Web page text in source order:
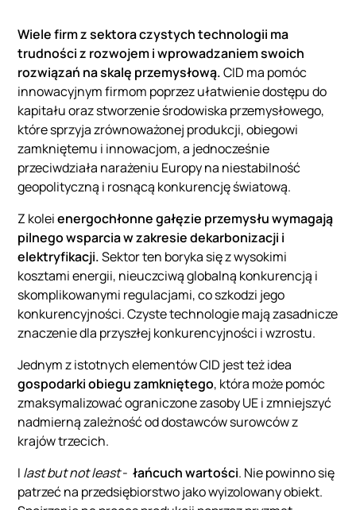
Wiele firm z sektora czystych technologii ma
trudności z rozwojem i wprowadzaniem swoich
rozwiązań na skalę przemysłową.CID ma pomóc
innowacyjnym firmom poprzez ułatwienie dostępu do
kapitału oraz stworzenie środowiska przemysłowego,
które sprzyja zrównoważonej produkcji, obiegowi
zamkniętemu i innowacjom, a jednocześnie
przeciwdziała narażeniu Europy na niestabilność
geopolityczną i rosnącą konkurencję światową.
Z koleienergochłonne gałęzie przemysłu wymagają
pilnego wsparcia w zakresie dekarbonizacji i
elektryfikacji.Sektor ten boryka się z wysokimi
kosztami energii, nieuczciwą globalną konkurencją i
skomplikowanymi regulacjami, co szkodzi jego
konkurencyjności. Czyste technologie mają zasadnicze
znaczenie dla przyszłej konkurencyjności i wzrostu.
Jednym z istotnych elementów CID jest też idea
gospodarki obiegu zamkniętego, która może pomóc
zmaksymalizować ograniczone zasoby UE i zmniejszyć
nadmierną zależność od dostawców surowców z
krajów trzecich.
I last but not least-łańcuch wartości. Nie powinno się
patrzeć na przedsiębiorstwo jako wyizolowany obiekt.